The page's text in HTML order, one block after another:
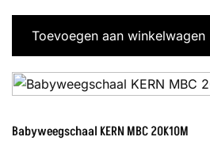
Toevoegen aan winkelwagen
Babyweegschaal KERN MBC 20K10M